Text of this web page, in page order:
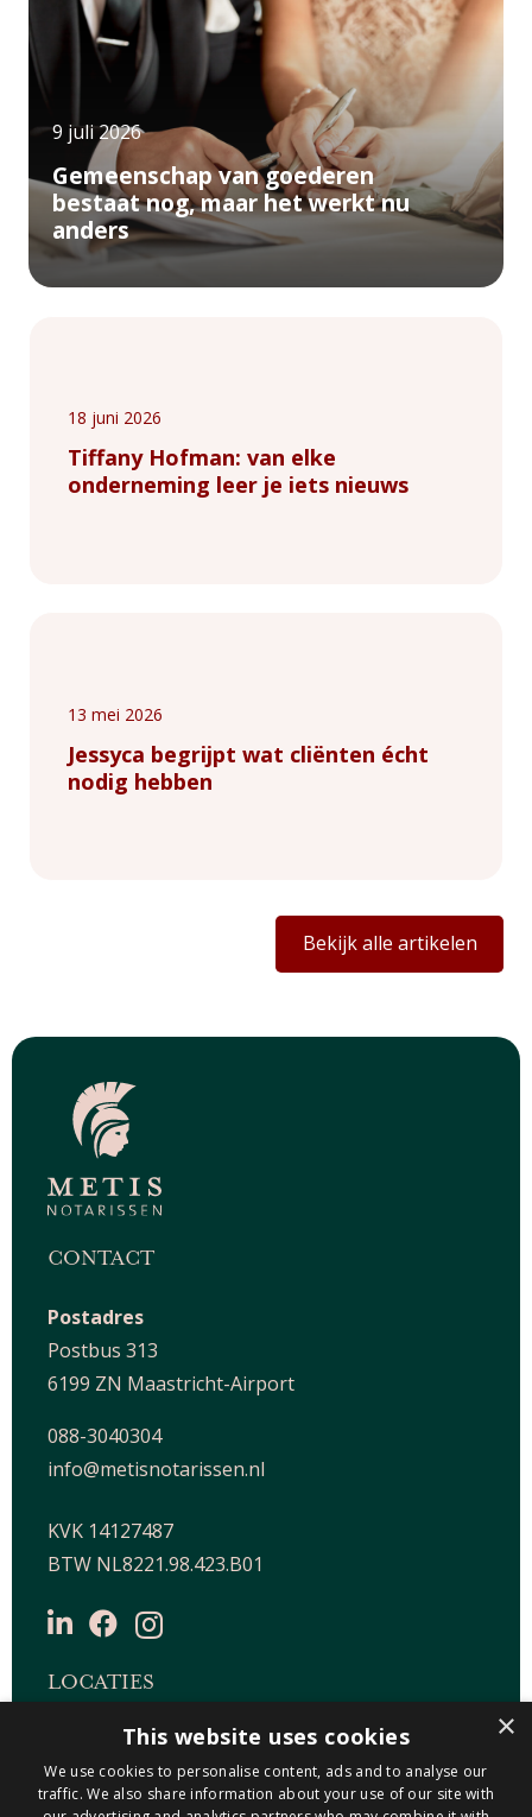
9 juli 2026
Gemeenschap van goederen
bestaat nog, maar het werkt nu
anders
18 juni 2026
Tiffany Hofman: van elke
onderneming leer je iets nieuws
13 mei 2026
Jessyca begrijpt wat cliënten écht
nodig hebben
Bekijk alle artikelen
CONTACT
Postadres
Postbus 313
6199 ZN Maastricht-Airport
088-3040304
info@metisnotarissen.nl
KVK 14127487
BTW NL8221.98.423.B01
LOCATIES
Maastricht-Airport Beek
Geleen
Gulpen
×
This website uses cookies
We use cookies to personalise content, ads and to analyse our
traffic. We also share information about your use of our site with